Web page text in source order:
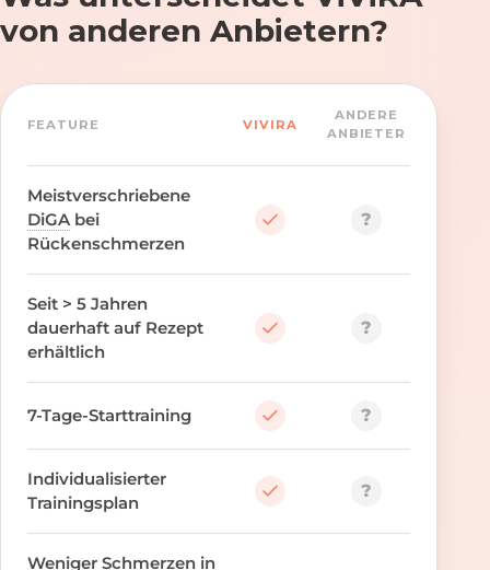
von anderen Anbietern?
FEATURE VIVIRA
ANDERE
ANBIETER
Meistverschriebene
DiGA bei
Rückenschmerzen
?
Seit > 5 Jahren
dauerhaft auf Rezept
erhältlich
?
7-Tage-Starttraining ?
Individualisierter
Trainingsplan
?
Weniger Schmerzen in